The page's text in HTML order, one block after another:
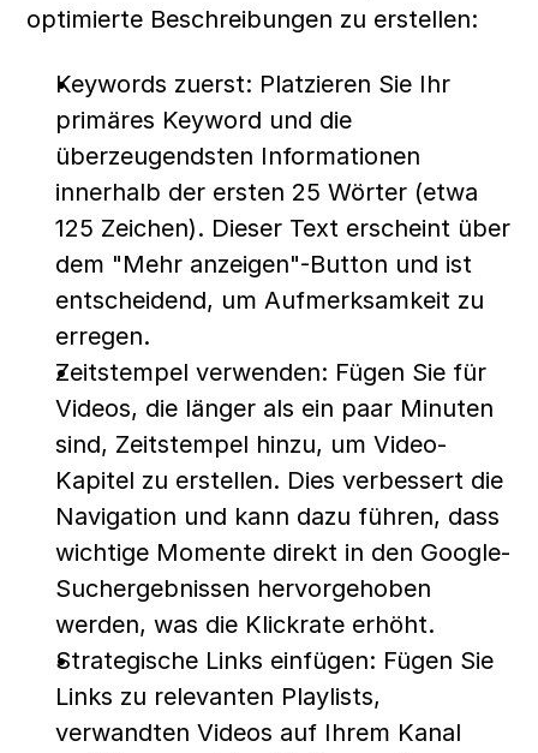
optimierte Beschreibungen zu erstellen:
Keywords zuerst: Platzieren Sie Ihr
primäres Keyword und die
überzeugendsten Informationen
innerhalb der ersten 25 Wörter (etwa
125 Zeichen). Dieser Text erscheint über
dem "Mehr anzeigen"-Button und ist
entscheidend, um Aufmerksamkeit zu
erregen.
Zeitstempel verwenden: Fügen Sie für
Videos, die länger als ein paar Minuten
sind, Zeitstempel hinzu, um Video-
Kapitel zu erstellen. Dies verbessert die
Navigation und kann dazu führen, dass
wichtige Momente direkt in den Google-
Suchergebnissen hervorgehoben
werden, was die Klickrate erhöht.
Strategische Links einfügen: Fügen Sie
Links zu relevanten Playlists,
verwandten Videos auf Ihrem Kanal